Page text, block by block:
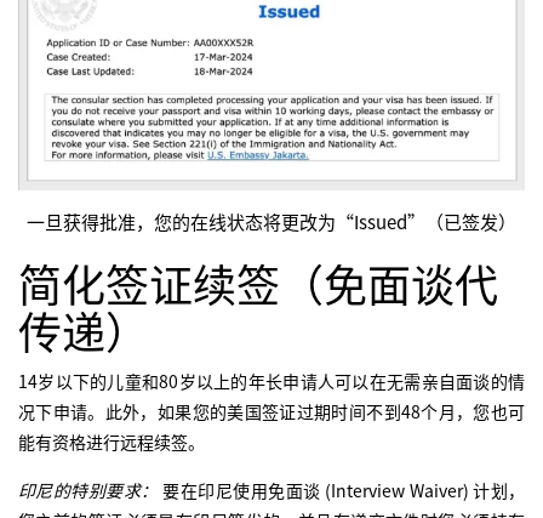
一旦获得批准，您的在线状态将更改为“Issued”（已签发）
简化签证续签（免面谈代
传递）
14岁以下的儿童和80岁以上的年长申请人可以在无需亲自面谈的情
况下申请。此外，如果您的美国签证过期时间不到48个月，您也可
能有资格进行远程续签。
印尼的特别要求： 要在印尼使用免面谈 (Interview Waiver) 计划，